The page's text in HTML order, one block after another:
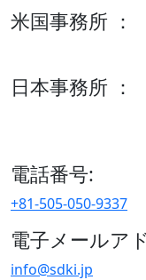
米国事務所 ：
日本事務所 ：
電話番号:
+81-505-050-9337
電子メールア
info@sdki.jp